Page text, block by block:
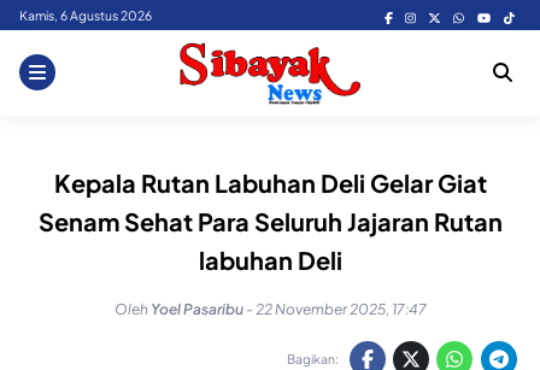
Skip
content
Kamis, 6 Agustus 2026
Kepala Rutan Labuhan Deli Gelar Giat
Senam Sehat Para Seluruh Jajaran Rutan
labuhan Deli
Oleh Yoel Pasaribu - 22 November 2025, 17:47
Bagikan: